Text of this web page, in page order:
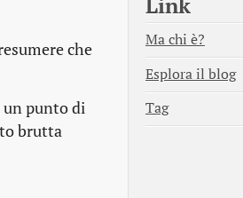
che
un punto di
brutta
Ma chi è?
Esplora il blog
Tag